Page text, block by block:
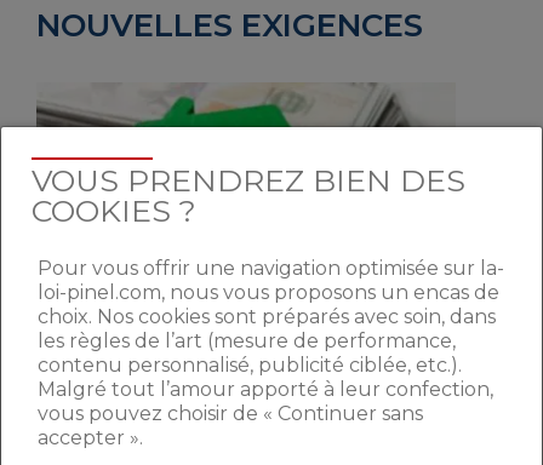
NOUVELLES EXIGENCES
Les Français ont dû faire face aux
confinements. Ces semaines enfermées
ont pour beaucoup de Français
VOUS PRENDREZ BIEN DES
COOKIES ?
Pour vous offrir une navigation optimisée sur la-
loi-pinel.com, nous vous proposons un encas de
choix. Nos cookies sont préparés avec soin, dans
les règles de l’art (mesure de performance,
contenu personnalisé, publicité ciblée, etc.).
Malgré tout l’amour apporté à leur confection,
vous pouvez choisir de « Continuer sans
accepter ».